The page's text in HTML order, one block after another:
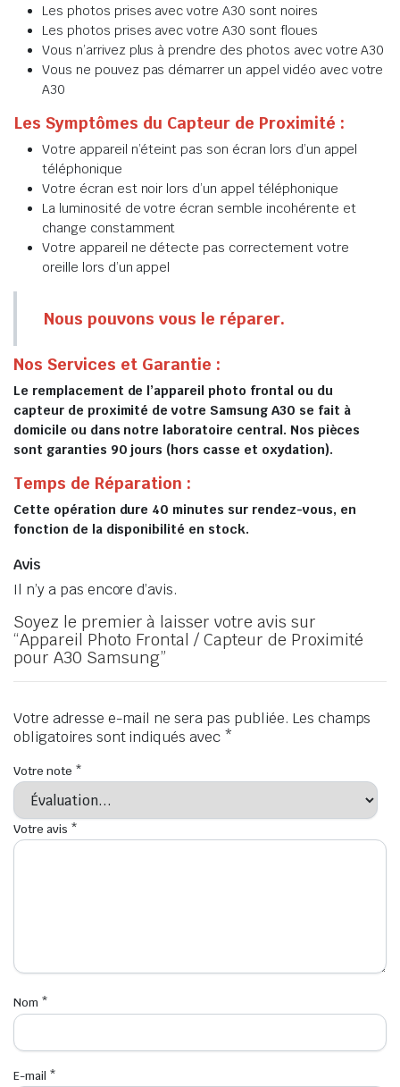
Les photos prises avec votre A30 sont noires
Les photos prises avec votre A30 sont floues
Vous n’arrivez plus à prendre des photos avec votre A30
Vous ne pouvez pas démarrer un appel vidéo avec votre
A30
Les Symptômes du Capteur de Proximité :
Votre appareil n’éteint pas son écran lors d’un appel
téléphonique
Votre écran est noir lors d’un appel téléphonique
La luminosité de votre écran semble incohérente et
change constamment
Votre appareil ne détecte pas correctement votre
oreille lors d’un appel
Nous pouvons vous le réparer.
Nos Services et Garantie :
Le remplacement de l’appareil photo frontal ou du
capteur de proximité de votre Samsung A30 se fait à
domicile ou dans notre laboratoire central. Nos pièces
sont garanties 90 jours (hors casse et oxydation).
Temps de Réparation :
Cette opération dure 40 minutes sur rendez-vous, en
fonction de la disponibilité en stock.
Avis
Il n’y a pas encore d’avis.
Soyez le premier à laisser votre avis sur
“Appareil Photo Frontal / Capteur de Proximité
pour A30 Samsung”
Votre adresse e-mail ne sera pas publiée. Les champs
obligatoires sont indiqués avec *
Votre note *
Votre avis *
Nom *
E-mail *